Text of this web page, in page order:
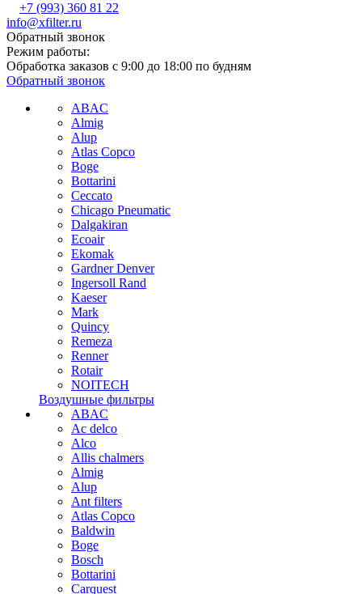
+7 (993) 360 81 22
info@xfilter.ru
Обратный звонок
Режим работы:
Обработка заказов с 9:00 до 18:00 по будням
Обратный звонок
ABAC
Almig
Alup
Atlas Copco
Boge
Bottarini
Ceccato
Chicago Pneumatic
Dalgakiran
Ecoair
Ekomak
Gardner Denver
Ingersoll Rand
Kaeser
Mark
Quincy
Remeza
Renner
Rotair
NOITECH
Воздушные фильтры
ABAC
Ac delco
Alco
Allis chalmers
Almig
Alup
Ant filters
Atlas Copco
Baldwin
Boge
Bosch
Bottarini
Carquest